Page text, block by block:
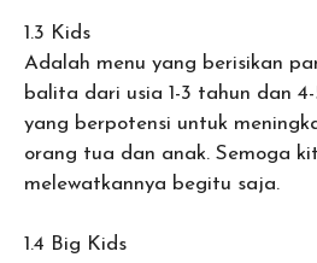
1.3 Kids
Adalah menu yang berisikan
balita dari usia 1-3 tahun dan
yang berpotensi untuk
orang tua dan anak. Semoga
melewatkannya begitu saja.
1.4 Big Kids